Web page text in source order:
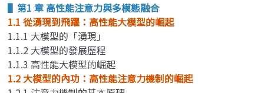
▌第1 章 高性能注意力與多模態融合
1.1 從湧現到飛躍：高性能大模型的崛起
1.1.1 大模型的「湧現」
1.1.2 大模型的發展歷程
1.1.3 高性能大模型的崛起
1.2 大模型的內功：高性能注意力機制的崛起